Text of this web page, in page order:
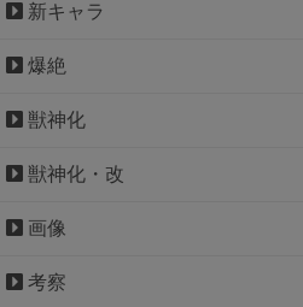
新キャラ
爆絶
獣神化
獣神化・改
画像
考察